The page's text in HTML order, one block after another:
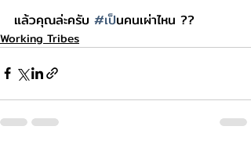
แล้วคุณล่ะครับ #เป็นคนเผ่าไหน ??
Working Tribes